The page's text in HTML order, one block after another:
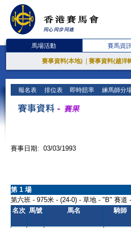
馬場活動 賽馬資
賽事資料(本地) 賽事資料(越洋
報名表 排位表 即時賠率 練馬師分
賽事日期: 03/03/1993
第 1 場
第六班 - 975米 - (24-0) - 草地 - "B" 賽道
名次 馬號 馬名 騎師